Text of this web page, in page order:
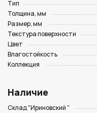
Тип
Толщина, мм
Размер, мм
Текстура поверхности
Цвет
Влагостойкость
Коллекция
Наличие
Склад "Ириновский "